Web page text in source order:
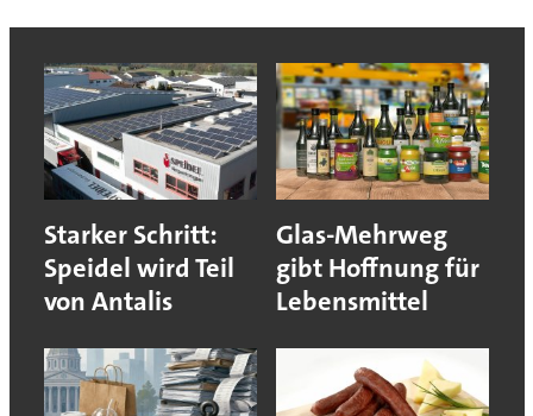
Starker Schritt:
Speidel wird Teil
von Antalis
Glas-Mehrweg
gibt Hoffnung für
Lebensmittel